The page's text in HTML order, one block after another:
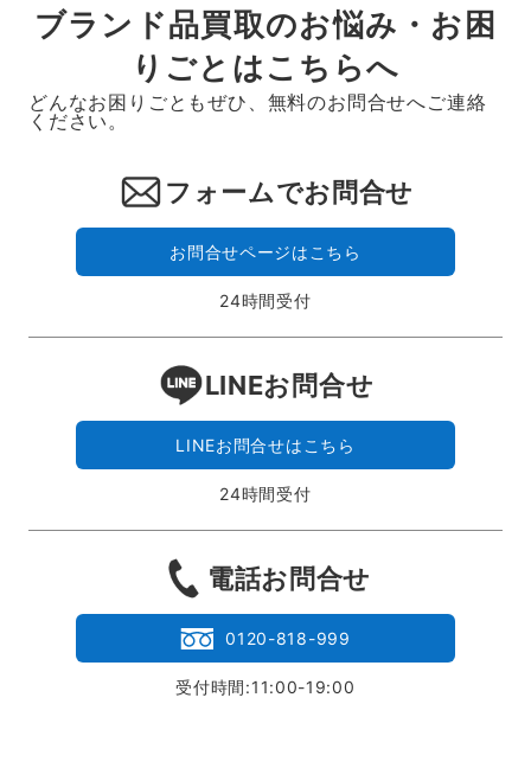
ブランド品買取のお悩み・お困
りごとはこちらへ
どんなお困りごともぜひ、無料のお問合せへご連絡
ください。
フォームでお問合せ
お問合せページはこちら
24時間受付
LINEお問合せ
LINEお問合せはこちら
24時間受付
電話お問合せ
0120-818-999
受付時間:11:00-19:00